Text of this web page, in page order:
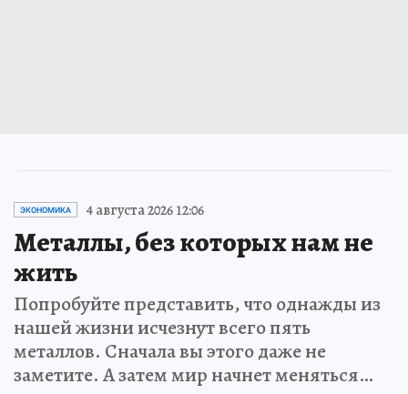
ЭКОНОМИКА 4 августа 2026 12:06
Металлы, без которых нам не
жить
Попробуйте представить, что однажды из
нашей жизни исчезнут всего пять
металлов. Сначала вы этого даже не
заметите. А затем мир начнет меняться…